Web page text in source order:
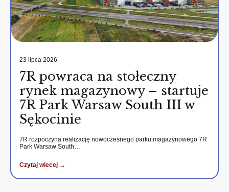
23 lipca 2026
7R powraca na stołeczny
rynek magazynowy – startuje
7R Park Warsaw South III w
Sękocinie
7R rozpoczyna realizację nowoczesnego parku magazynowego 7R
Park Warsaw South…
Czytaj wiecej →